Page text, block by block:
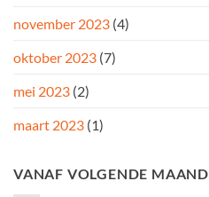
november 2023 (4)
oktober 2023 (7)
mei 2023 (2)
maart 2023 (1)
VANAF VOLGENDE MAAND